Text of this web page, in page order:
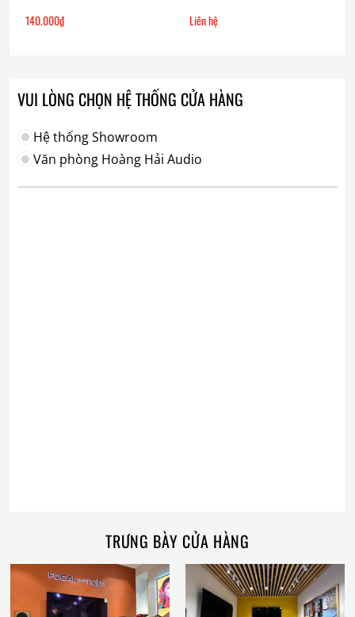
140.000₫ Liên hệ
VUI LÒNG CHỌN HỆ THỐNG CỬA HÀNG
Hệ thống Showroom
Văn phòng Hoàng Hải Audio
TRƯNG BÀY CỬA HÀNG